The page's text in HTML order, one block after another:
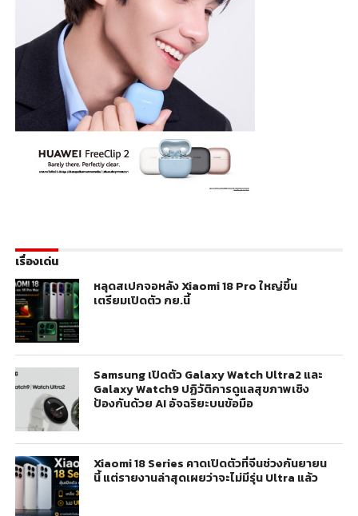
เรื่องเด่น
หลุดสเปกจอหลัง Xiaomi 18 Pro ใหญ่ขึ้น
เตรียมเปิดตัว กย.นี้
Samsung เปิดตัว Galaxy Watch Ultra2 และ
Galaxy Watch9 ปฏิวัติการดูแลสุขภาพเชิง
ป้องกันด้วย AI อัจฉริยะบนข้อมือ
Xiaomi 18 Series คาดเปิดตัวที่จีนช่วงกันยายน
นี้ แต่รายงานล่าสุดเผยว่าจะไม่มีรุ่น Ultra แล้ว